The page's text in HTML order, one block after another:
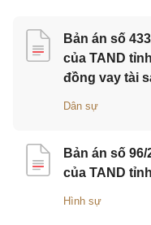
Bản án số
của TAND
đồng vay tài
Dân sự
Bản án số
của TAND
Hình sự